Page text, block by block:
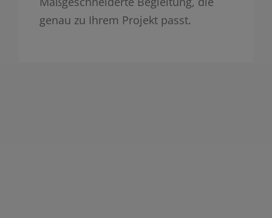
genau zu Ihrem Projekt passt.